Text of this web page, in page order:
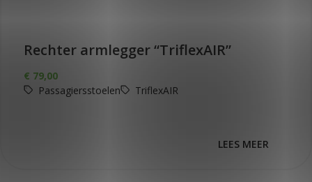
Rechter armlegger “TriflexAIR”
€ 79,00
Passagiersstoelen
TriflexAIR
LEES MEER